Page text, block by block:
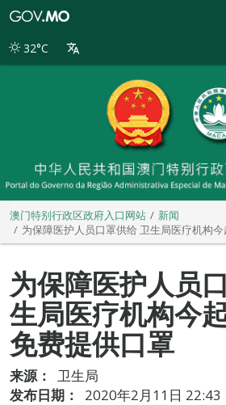
别
32°C
澳门特别行政区政府入口网站
新闻
为保障医护人员口罩供给 卫生局医疗机构
为保障医护人员
生局医疗机构今
免费提供口罩
来源：
卫生局
发布日期：
2020年2月11日 22:43